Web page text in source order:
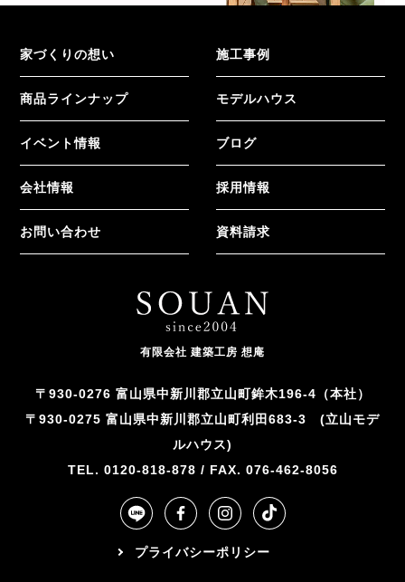
家づくりの想い 施工事例
商品ラインナップ モデルハウス
イベント情報 ブログ
会社情報 採用情報
お問い合わせ 資料請求
有限会社 建築工房 想庵
〒930-0276 富山県中新川郡立山町鉾木196-4（本社）
〒930-0275 富山県中新川郡立山町利田683-3 (立山モデ
ルハウス)
TEL. 0120-818-878 / FAX. 076-462-8056
プライバシーポリシー